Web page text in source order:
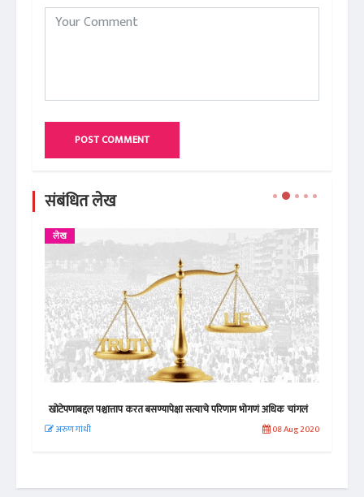
POST COMMENT
संबंधित लेख
लेख
खोटेपणाबद्दल पश्चात्ताप करत बसण्यापेक्षा सत्याचे परिणाम भोगणं अधिक चांगलं
अरुण गांधी 08 Aug 2020